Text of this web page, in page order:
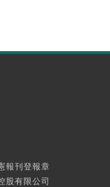
報刊登報章
有限公司